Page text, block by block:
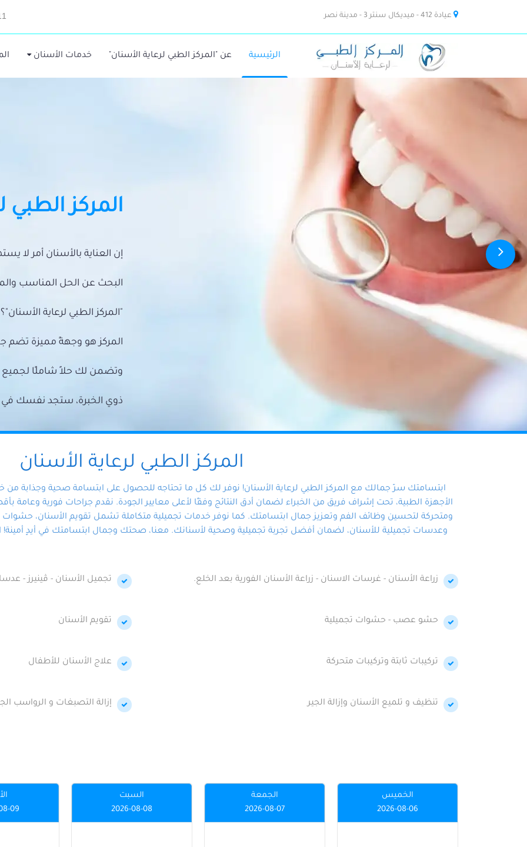
عيادة 412 - ميديكال سنتر 3 - مدينة نصر
الرئيسية عن "المركز الطبي لرعاية الأسنان" خدمات الأسنان
المركز الطبي
إن العناية بالأسنان أمر لا
البحث عن الحل المناسب
"المركز الطبي لرعاية الأسنان"؟
المركز هو وجهةً مميزة تضم
وتضمن لك حلاً شاملًا
ذوي الخبرة، ستجد نفسك في
المركز الطبي لرعاية الأسنان
ابتسامتك سرّ جمالك مع المركز الطبي لرعاية الأسنان! نوفر لك كل ما تحتاجه للحصول على ابتسامة صحية وجذابة
الأجهزة الطبية، تحت إشراف فريق من الخبراء لضمان أدق النتائج وفقًا لأعلى معايير الجودة. نقدم جراحات فورية وعامة
ومتحركة لتحسين وظائف الفم وتعزيز جمال ابتسامتك. كما نوفر خدمات تجميلية متكاملة تشمل تقويم الأسنان، حشوات
وعدسات تجميلية للأسنان، لضمان أفضل تجربة تجميلية وصحية لأسنانك. معنا، صحتك وجمال ابتسامتك في أيدٍ أمينة!
زراعة الأسنان - غرسات الاسنان - زراعة الأسنان الفورية بعد الخلع. تجميل الأسنان - ڤينيرز -
حشو عصب - حشوات تجميلية تقويم الأسنان
تركيبات ثابتة وتركيبات متحركة علاج الأسنان للأطفال
تنظيف و تلميع الأسنان وإزالة الجير إزالة التصبغات و الرواسب
الخميس
2026-08-06
الجمعة
2026-08-07
السبت
2026-08-08
09